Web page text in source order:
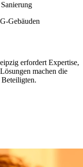
Gebäuden
erfordert Expertise,
machen die